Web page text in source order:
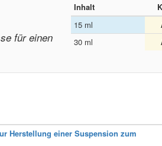
für einen
Inhalt
15 ml
30 ml
Herstellung einer Suspension zum